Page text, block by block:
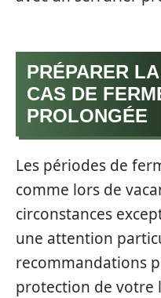
PRÉPARER
CAS DE
PROLONGÉE
Les périodes de
comme lors de
circonstances
une attention
recommandations
protection de votre